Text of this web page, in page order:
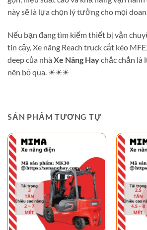
này sẽ là lựa chọn lý tưởng cho mọi
Nếu bạn đang tìm kiếm thiết bị vận
tin cậy, Xe nâng Reach truck cắt kéo
deep của nhà Xe Nâng Haychắc chắn là
nên bỏ qua. ☀☀☀
SẢN PHẨM TƯƠNG TỰ